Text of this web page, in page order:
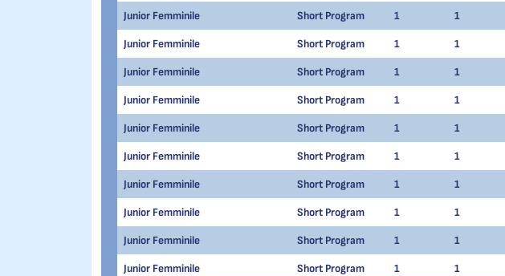
Junior Femminile Short Program 1 1
Junior Femminile Short Program 1 1
Junior Femminile Short Program 1 1
Junior Femminile Short Program 1 1
Junior Femminile Short Program 1 1
Junior Femminile Short Program 1 1
Junior Femminile Short Program 1 1
Junior Femminile Short Program 1 1
Junior Femminile Short Program 1 1
Junior Femminile Short Program 1 1